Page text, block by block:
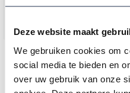
Deze website maakt
We gebruiken cookies om
social media te bieden en
over uw gebruik van onze
Lacoste
Poloshirt lichtblauw Slim Fit